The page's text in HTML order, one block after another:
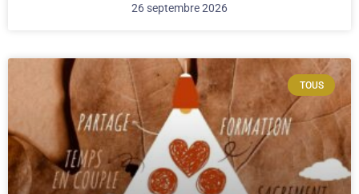
26 septembre 2026
TOUS